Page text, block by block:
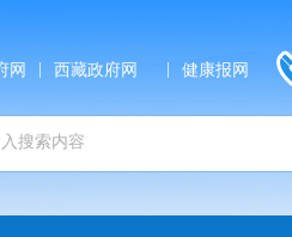
网 西藏政府网 健康报网